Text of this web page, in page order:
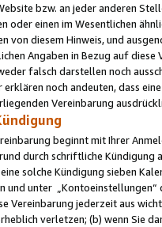
bzw. an jeder anderen
oder einen im Wesentlichen
von diesem Hinweis, und
Angaben in Bezug auf diese
falsch darstellen noch
noch andeuten, dass
Vereinbarung
beginnt mit Ihrer
durch schriftliche Kündigung
solche Kündigung sieben
und unter „Kontoeinstellungen“
Vereinbarung jederzeit aus
verletzen; (b) wenn Sie